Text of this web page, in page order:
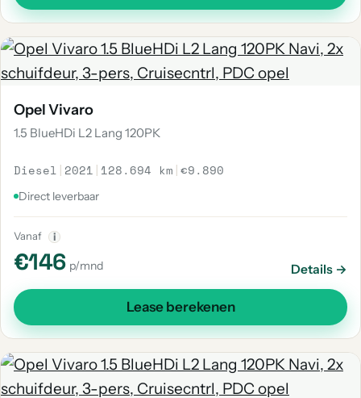
Opel Vivaro
1.5 BlueHDi L2 Lang 120PK
Diesel | 2021 | 128.694 km |€9.890
Direct leverbaar
Vanaf i
€146 p/mnd Details →
Lease berekenen